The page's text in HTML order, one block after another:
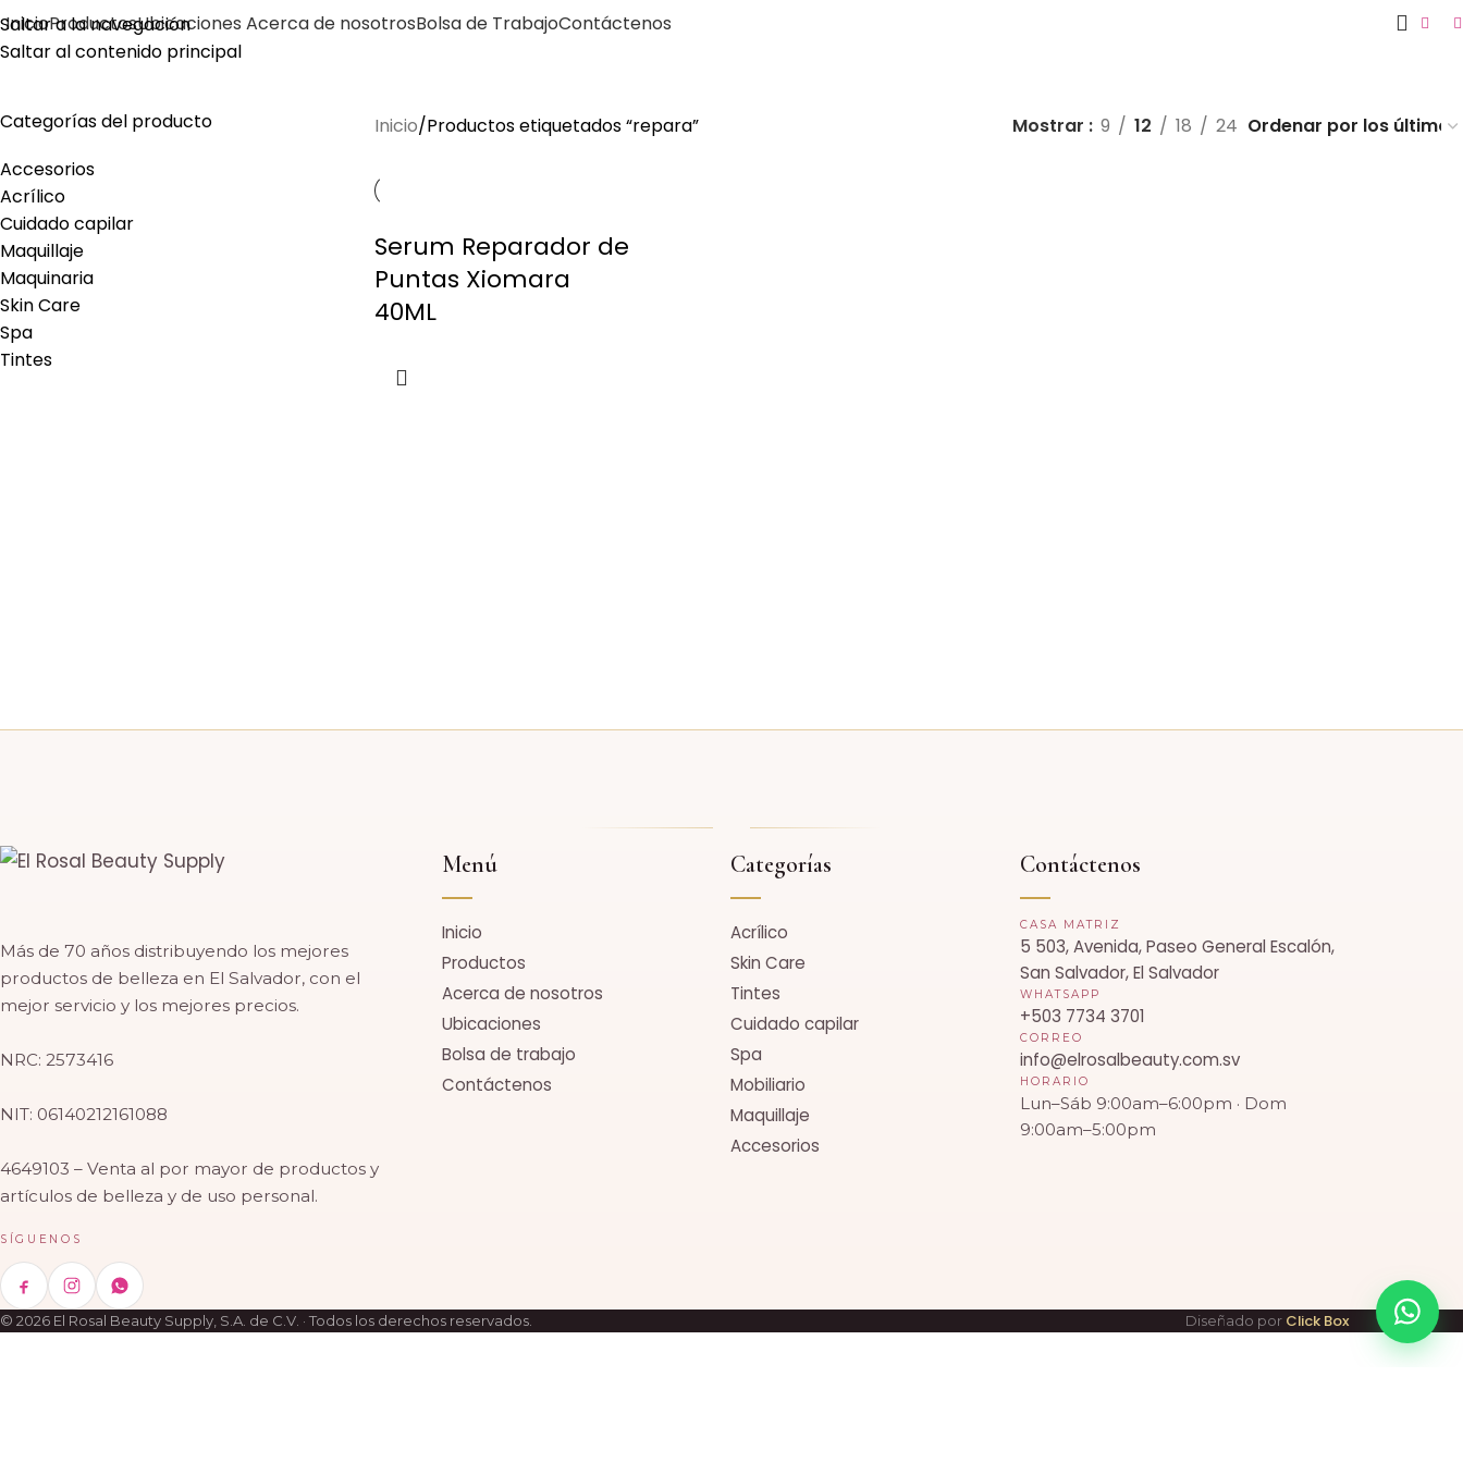
Saltar a la navegación
Saltar al contenido principal
InicioProductosUbicaciones Acerca de nosotrosBolsa de TrabajoContáctenos
repara
Categorías del producto
Accesorios
Acrílico
Cuidado capilar
Maquillaje
Maquinaria
Skin Care
Spa
Tintes
Inicio Productos etiquetados “repara” Mostrar 9 12 18 24
Serum Reparador de
Puntas Xiomara
40ML
Más de 70 años distribuyendo los mejores
productos de belleza en El Salvador, con el
mejor servicio y los mejores precios.
NRC: 2573416
NIT: 06140212161088
4649103 – Venta al por mayor de productos y
artículos de belleza y de uso personal.
SÍGUENOS
Menú
Inicio
Productos
Acerca de nosotros
Ubicaciones
Bolsa de trabajo
Contáctenos
Categorías
Acrílico
Skin Care
Tintes
Cuidado capilar
Spa
Mobiliario
Maquillaje
Accesorios
Contáctenos
CASA MATRIZ
5 503, Avenida, Paseo General Escalón,
San Salvador, El Salvador
WHATSAPP
+503 7734 3701
CORREO
info@elrosalbeauty.com.sv
HORARIO
Lun–Sáb 9:00am–6:00pm · Dom
9:00am–5:00pm
© 2026 El Rosal Beauty Supply, S.A. de C.V. · Todos los derechos reservados. Diseñado por Click Box